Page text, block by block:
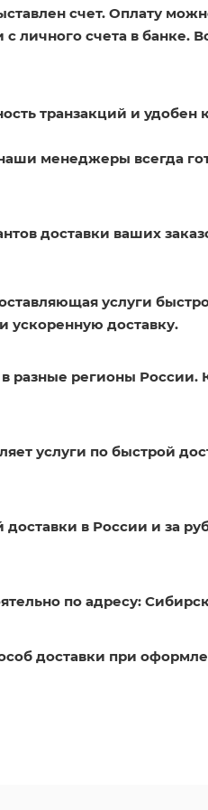
счет. Оплату
личного счета в банке.
транзакций и
менеджеры всегда
доставки ваших
услуги
ускоренную доставку.
разные регионы
услуги по быстрой
в России и за
по адресу:
доставки при